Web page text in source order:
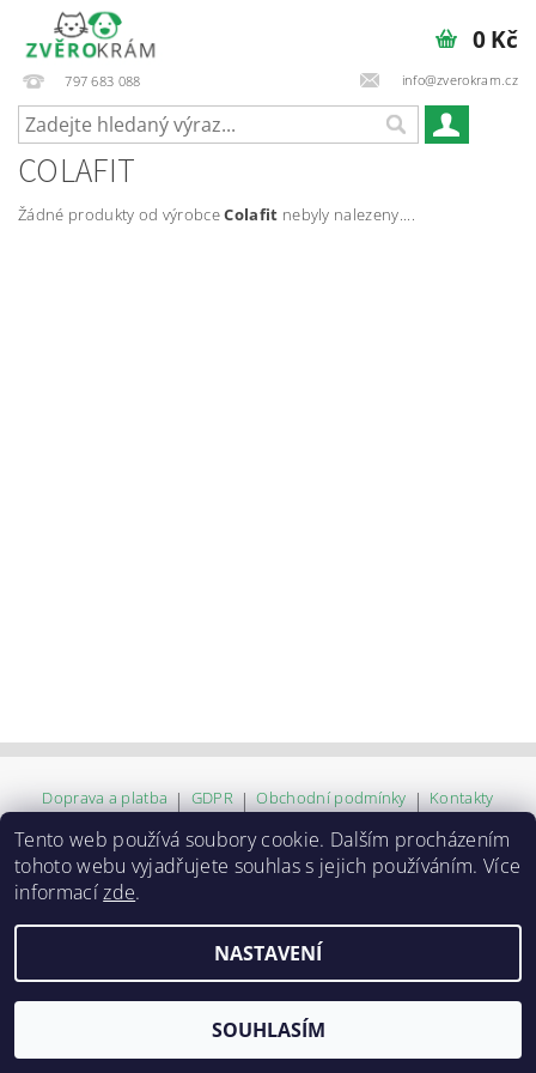
797 683 088 info@zverokram.cz
0 Kč
COLAFIT
Žádné produkty od výrobceColafit nebyly nalezeny....
Doprava a platba | GDPR | Obchodní podmínky | Kontakty
2026 © ZVĚROKRÁM , všechna práva vyhrazena
Vytvořil Shoptet
Tento web používá soubory cookie. Dalším procházením
tohoto webu vyjadřujete souhlas s jejich používáním. Více
informacízde.
NASTAVENÍ
SOUHLASÍM